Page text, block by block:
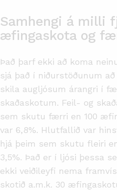
Samhengi á milli
æfingaskota og
Það þarf ekki að koma
sjá það í niðurstöðunum
skila augljósum árangri í
skaðaskotum. Feil- og
sem skutu færri en 100
var 6,8%. Hlutfallið var
hjá þeim sem skutu fleiri
3,5%. Það er í ljósi þessa
ekki veiðileyfi nema
skotið a.m.k. 30